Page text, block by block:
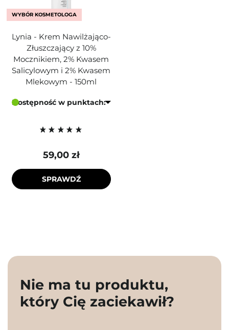
WYBÓR KOSMETOLOGA
Lynia - Krem Nawilżająco-
Złuszczający z 10%
Mocznikiem, 2% Kwasem
Salicylowym i 2% Kwasem
Mlekowym - 150ml
Dostępność w punktach:
59,00 zł
SPRAWDŹ
Nie ma tu produktu,
który Cię zaciekawił?